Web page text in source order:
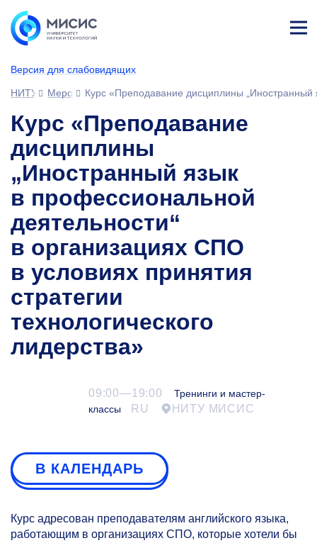
Версия для слабовидящих
ине
НИТУ МИСИСМероприятияКурс «Преподавание дисциплины „Иностранный
Курс «Преподавание
дисциплины
„Иностранный язык
в профессиональной
деятельности“
в организациях СПО
в условиях принятия
стратегии
технологического
лидерства»
09:00—19:00
Тренинги и мастер-
классы
RU НИТУ МИСИС
В КАЛЕНДАРЬ
Курс адресован преподавателям английского языка,
работающим в организациях СПО, которые хотели бы